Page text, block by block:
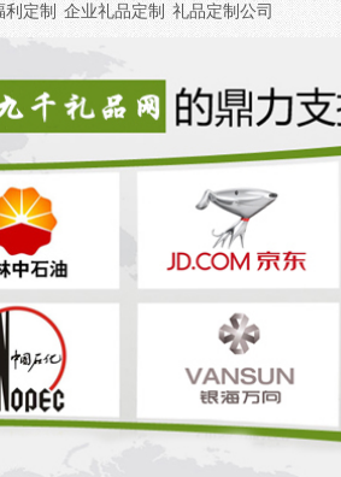
利定制 企业礼品定制 礼品定制公司